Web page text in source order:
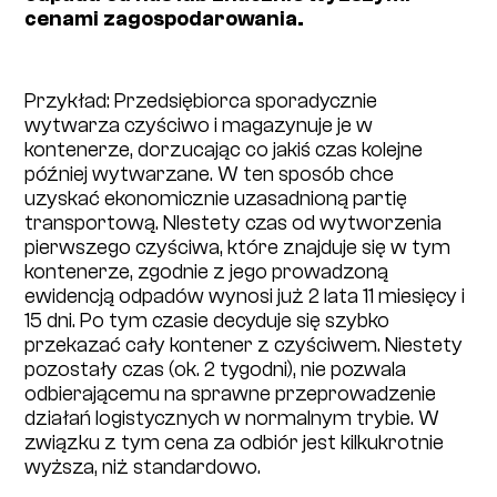
cenami zagospodarowania.
Przykład: Przedsiębiorca sporadycznie
wytwarza czyściwo i magazynuje je w
kontenerze, dorzucając co jakiś czas kolejne
później wytwarzane. W ten sposób chce
uzyskać ekonomicznie uzasadnioną partię
transportową. NIestety czas od wytworzenia
pierwszego czyściwa, które znajduje się w tym
kontenerze, zgodnie z jego prowadzoną
ewidencją odpadów wynosi już 2 lata 11 miesięcy i
15 dni. Po tym czasie decyduje się szybko
przekazać cały kontener z czyściwem. Niestety
pozostały czas (ok. 2 tygodni), nie pozwala
odbierającemu na sprawne przeprowadzenie
działań logistycznych w normalnym trybie. W
związku z tym cena za odbiór jest kilkukrotnie
wyższa, niż standardowo.